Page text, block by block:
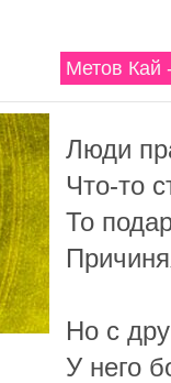
Метов Кай
Люди
Что-то
То
Но с
У него